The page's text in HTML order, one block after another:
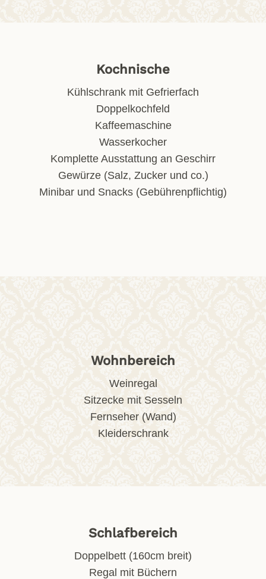
Kochnische
Kühlschrank mit Gefrierfach
Doppelkochfeld
Kaffeemaschine
Wasserkocher
Komplette Ausstattung an Geschirr
Gewürze (Salz, Zucker und co.)
Minibar und Snacks (Gebührenpflichtig)
Wohnbereich
Weinregal
Sitzecke mit Sesseln
Fernseher (Wand)
Kleiderschrank
Schlafbereich
Doppelbett (160cm breit)
Regal mit Büchern